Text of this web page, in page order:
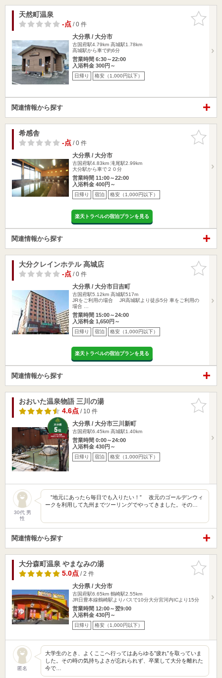
お気に入
りに追加
天然町温泉
-点/ 0 件
大分県 / 大分市
古国府駅4.79km 高城駅1.78km
高城駅から車で約6分
営業時間 6:30～22:00
入浴料金 300円～
日帰り 格安（1,000円以下）
関連情報から探す
お気に入
りに追加
希感舎
-点/ 0 件
大分県 / 大分市
古国府駅4.83km 滝尾駅2.99km
大分駅から車で２０分
営業時間 11:00～22:00
入浴料金 400円～
日帰り 宿泊 格安（1,000円以下）
楽天トラベルの宿泊プランを見る
関連情報から探す
お気に入
りに追加
大分クレインホテル 高城店
-点/ 0 件
大分県 / 大分市日吉町
古国府駅5.12km 高城駅517m
JRをご利用の場合 JR高城駅より徒歩5分 車をご利用の
場合 …
営業時間 15:00～24:00
入浴料金 1,650円～
日帰り 宿泊 格安（1,000円以下）
楽天トラベルの宿泊プランを見る
関連情報から探す
お気に入
りに追加
おおいた温泉物語 三川の湯
4.6点/ 10 件
大分県 / 大分市三川新町
古国府駅6.45km 高城駅1.40km
営業時間 0:00～24:00
入浴料金 430円～
日帰り 宿泊 格安（1,000円以下）
30代 男
性
”地元にあったら毎日でも入りたい！” 改元のゴールデンウィ
ークを利用して九州までツーリングでやってきました。その…
関連情報から探す
お気に入
りに追加
大分森町温泉 やまなみの湯
5.0点/ 2 件
大分県 / 大分市
古国府駅6.65km 鶴崎駅2.55km
JR日豊本線鶴崎駅よりバスで10分大分宮河内ICより15分
営業時間 12:00～翌9:00
入浴料金 430円～
日帰り 格安（1,000円以下）
匿名
大学生のとき、よくここへ行ってはあらゆる”疲れ”を取っていま
した。その時の気持ちよさが忘れられず、卒業して大分を離れた
今で…